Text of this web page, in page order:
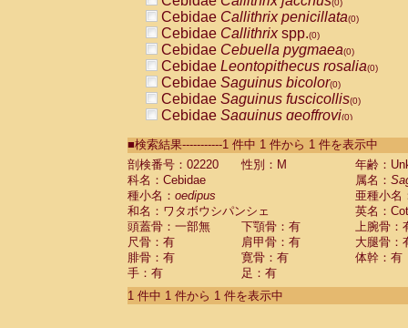
(0)
Cebidae Callithrix penicillata(0)
Cebidae Callithrixspp.(0)
Cebidae Cebuella pygmaea(0)
Cebidae Leontopithecus rosalia(0)
Cebidae Saguinus bicolor(0)
Cebidae Saguinus fuscicollis(0)
Cebidae Saguinus geoffroyi(0)
CebidaeSaguinus labiatus(0)
Cebidae Saguinus leucopus (0)
Cebidae
Cebidae
CebidaeSaguinus nigricollis (0)
Cebidae Saguinus oedipus
Cebidae Saguinus weddelli
Cebidae Saguinusspp.
Cebidae Aotus trivirgatus
Cebidae Cebus albifrons
■検索結果-----------1 件中 1 件から 1 件を表示中
剖検番号：02220
性別：M
年齢：
科名：Cebidae
属名：
種小名： oedipus
亜種小名
和名：ワタボウシパンシェ
英名：
頭蓋骨：一部無
下顎骨：有
上腕骨：
尺骨：有
肩甲骨：有
大腿骨：
腓骨：有
寛骨：有
体幹：有
手：有
足：有
1 件中 1 件から 1 件を表示中